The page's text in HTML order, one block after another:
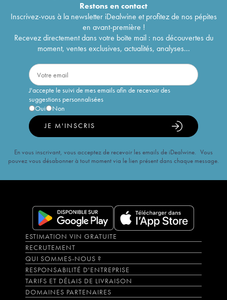
Restons encontact
Inscrivez-vous à la newsletter iDealwine et profitez de nos pépites
en avant-première !
Recevez directement dans votre boîte mail : nos découvertes du
moment, ventes exclusives, actualités, analyses...
J'accepte le suivi de mes emails afin de recevoir des
suggestions personnalisées
Oui
Non
JE M'INSCRIS
En vous inscrivant, vous acceptez de recevoir les emails de iDealwine. Vous
pouvez vous désabonner à tout moment via le lien présent dans chaque message.
ESTIMATION VIN GRATUITE
RECRUTEMENT
QUI SOMMES-NOUS ?
RESPONSABILITÉ D'ENTREPRISE
TARIFS ET DÉLAIS DE LIVRAISON
DOMAINES PARTENAIRES